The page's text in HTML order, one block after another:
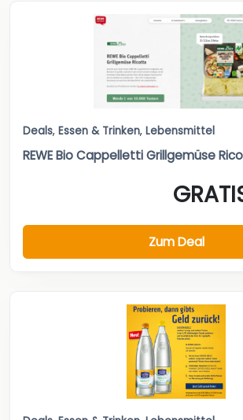
Deals, Essen & Trinken, Lebensmittel
REWE Bio Cappelletti Grillgemüse
Zum Deal